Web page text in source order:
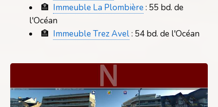
🏣 Immeuble La Plombière: 55 bd. de
l'Océan
🏣 Immeuble Trez Avel: 54 bd. de l'Océan